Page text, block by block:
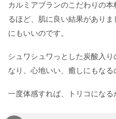
カルミアブランのこだわりの
るほど、肌に良い結果があり
にもいいのです。
シュワシュワっとした炭酸入
なり、心地いい、癒しにもなる
一度体感すれば、トリコになる